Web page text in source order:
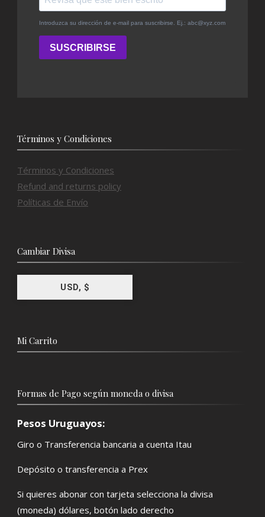
Términos y Condiciones
Términos y Condiciones
Refund and returns policy
Políticas de Envío
Cambiar Divisa
USD, $
Mi Carrito
Formas de Pago según moneda o divisa
Pesos Uruguayos:
Giro o Transferencia bancaria a cuenta Itau
Depósito o transferencia a Prex
Si quieres abonar con tarjeta selecciona la divisa
(moneda) dólares, botón lado derecho